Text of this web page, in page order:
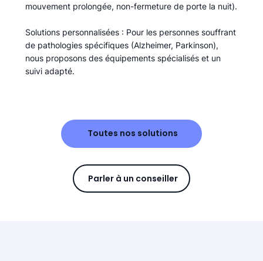
mouvement prolongée, non-fermeture de porte la nuit).
Solutions personnalisées : Pour les personnes souffrant
de pathologies spécifiques (Alzheimer, Parkinson),
nous proposons des équipements spécialisés et un
suivi adapté.
Toutes nos solutions
Parler à un conseiller